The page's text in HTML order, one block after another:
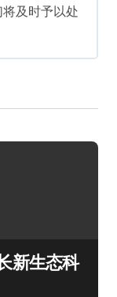
及时予以处
新生态科